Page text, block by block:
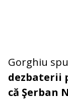
Gorghiu
dezbaterii
că Şerban